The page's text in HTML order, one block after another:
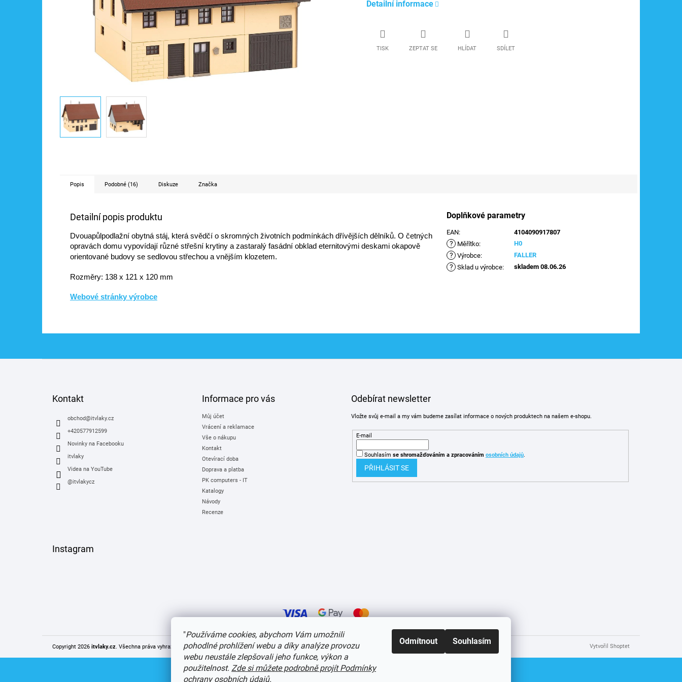
"Používáme cookies, abychom Vám umožnili
pohodlné prohlížení webu a díky analýze provozu
webu neustále zlepšovali jeho funkce, výkon a
použitelnost. Zde si můžete podrobně projít Podmínky
ochrany osobních údajů.
Odmítnout Souhlasím
Detailní informace
TISK ZEPTAT SE HLÍDAT SDÍLET
Popis Podobné (16) Diskuze Značka
Detailní popis produktu
Dvouapůlpodlažní obytná stáj, která svědčí o skromných životních podmínkách dřívějších dělníků. O četných
opravách domu vypovídají různé střešní krytiny a zastaralý fasádní obklad eternitovými deskami okapově
orientované budovy se sedlovou střechou a vnějším klozetem.
Rozměry: 138 x 121 x 120 mm
Webové stránky výrobce
Doplňkové parametry
EAN: 4104090917807
? Měřítko: H0
? Výrobce: FALLER
? Sklad u výrobce: skladem 08.06.26
Kontakt
obchod@itvlaky.cz
+420577912599
Novinky na Facebooku
itvlaky
Videa na YouTube
@itvlakycz
Informace pro vás
Můj účet
Vrácení a reklamace
Vše o nákupu
Kontakt
Otevírací doba
Doprava a platba
PK computers - IT
Katalogy
Návody
Recenze
Odebírat newsletter
Vložte svůj e-mail a my vám budeme zasílat informace o nových produktech na našem e-shopu.
E-mail
Souhlasím se shromažďováním a zpracováním osobních údajů.
PŘIHLÁSIT SE
Instagram
Vytvořil Shoptet
Copyright 2026 itvlaky.cz . Všechna práva vyhrazena.Upravit nastavení cookies